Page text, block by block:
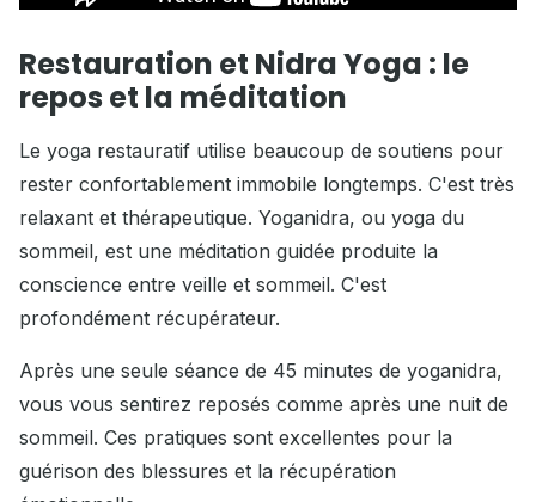
Restauration et Nidra Yoga : le
repos et la méditation
Le yoga restauratif utilise beaucoup de soutiens pour
rester confortablement immobile longtemps. C'est très
relaxant et thérapeutique. Yoganidra, ou yoga du
sommeil, est une méditation guidée produite la
conscience entre veille et sommeil. C'est
profondément récupérateur.
Après une seule séance de 45 minutes de yoganidra,
vous vous sentirez reposés comme après une nuit de
sommeil. Ces pratiques sont excellentes pour la
guérison des blessures et la récupération